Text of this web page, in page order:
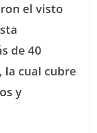
el visto
de 40
la cual cubre
y